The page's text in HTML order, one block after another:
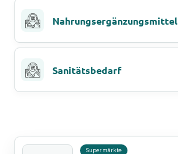
Nahrungsergänzungsmittel
Sanitätsbedarf
Supermärkte